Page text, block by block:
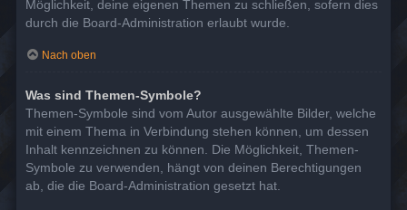
Möglichkeit, deine eigenen Themen zu schließen, sofern dies
durch die Board-Administration erlaubt wurde.
Nach oben
Was sind Themen-Symbole?
Themen-Symbole sind vom Autor ausgewählte Bilder, welche
mit einem Thema in Verbindung stehen können, um dessen
Inhalt kennzeichnen zu können. Die Möglichkeit, Themen-
Symbole zu verwenden, hängt von deinen Berechtigungen
ab, die die Board-Administration gesetzt hat.